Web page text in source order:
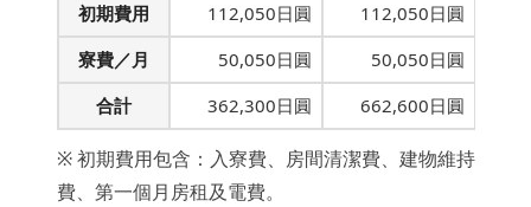
初期費用 112,050日圓
112,050日圓
寮費／月
50,050日圓
50,050日圓
合計
362,300日圓 662,600日圓
※ 初期費用包含：入寮費、房間清潔費、建物維持
費、第一個月房租及電費。